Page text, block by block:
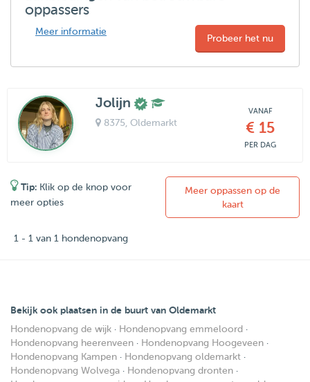
oppassers
Meer informatie
Probeer het nu
Jolijn
8375, Oldemarkt
VANAF
€ 15
PER DAG
Tip: Klik op de knop voor
meer opties
Meer oppassen op de
kaart
1 - 1 van 1 hondenopvang
Bekijk ook plaatsen in de buurt van Oldemarkt
Hondenopvang de wijk · Hondenopvang emmeloord ·
Hondenopvang heerenveen · Hondenopvang Hoogeveen ·
Hondenopvang Kampen · Hondenopvang oldemarkt ·
Hondenopvang Wolvega · Hondenopvang dronten ·